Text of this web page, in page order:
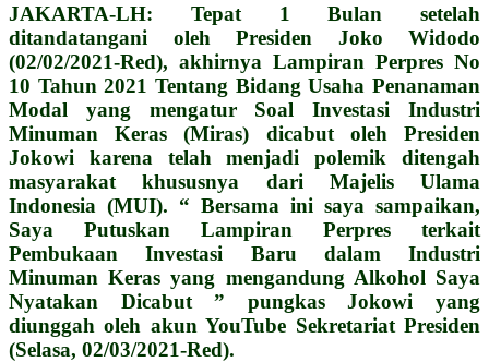
JAKARTA-LH: Tepat 1 Bulan setelah
ditandatangani oleh Presiden Joko Widodo
(02/02/2021-Red), akhirnya Lampiran Perpres No
10 Tahun 2021 Tentang Bidang Usaha Penanaman
Modal yang mengatur Soal Investasi Industri
Minuman Keras (Miras) dicabut oleh Presiden
Jokowi karena telah menjadi polemik ditengah
masyarakat khususnya dari Majelis Ulama
Indonesia (MUI). “ Bersama ini saya sampaikan,
Saya Putuskan Lampiran Perpres terkait
Pembukaan Investasi Baru dalam Industri
Minuman Keras yang mengandung Alkohol Saya
Nyatakan Dicabut ” pungkas Jokowi yang
diunggah oleh akun YouTube Sekretariat Presiden
(Selasa, 02/03/2021-Red).